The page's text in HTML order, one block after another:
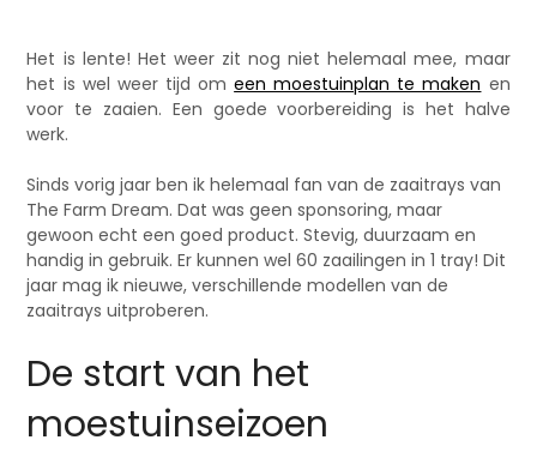
Het is lente! Het weer zit nog niet helemaal mee, maar
het is wel weer tijd omeen moestuinplan te maken en
voor te zaaien. Een goede voorbereiding is het halve
werk.
Sinds vorig jaar ben ik helemaal fan van de zaaitrays van
The Farm Dream. Dat was geen sponsoring, maar
gewoon echt een goed product. Stevig, duurzaam en
handig in gebruik. Er kunnen wel 60 zaailingen in 1 tray! Dit
jaar mag ik nieuwe, verschillende modellen van de
zaaitrays uitproberen.
De start van het
moestuinseizoen